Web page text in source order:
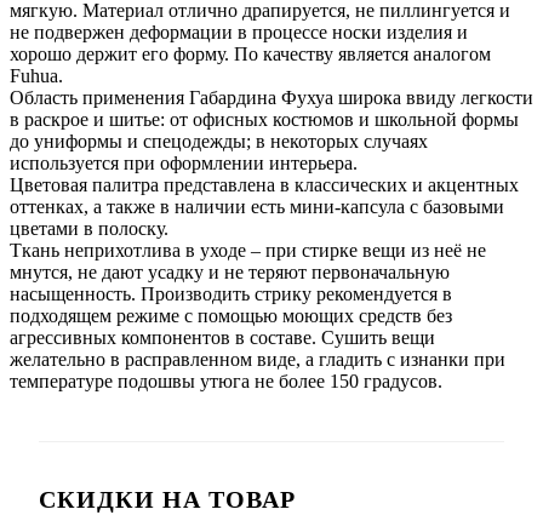
мягкую. Материал отлично драпируется, не пиллингуется и
не подвержен деформации в процессе носки изделия и
хорошо держит его форму. По качеству является аналогом
Fuhua.
Область применения Габардина Фухуа широка ввиду легкости
в раскрое и шитье: от офисных костюмов и школьной формы
до униформы и спецодежды; в некоторых случаях
используется при оформлении интерьера.
Цветовая палитра представлена в классических и акцентных
оттенках, а также в наличии есть мини-капсула с базовыми
цветами в полоску.
Ткань неприхотлива в уходе – при стирке вещи из неё не
мнутся, не дают усадку и не теряют первоначальную
насыщенность. Производить стрику рекомендуется в
подходящем режиме с помощью моющих средств без
агрессивных компонентов в составе. Сушить вещи
желательно в расправленном виде, а гладить с изнанки при
температуре подошвы утюга не более 150 градусов.
СКИДКИ НА ТОВАР